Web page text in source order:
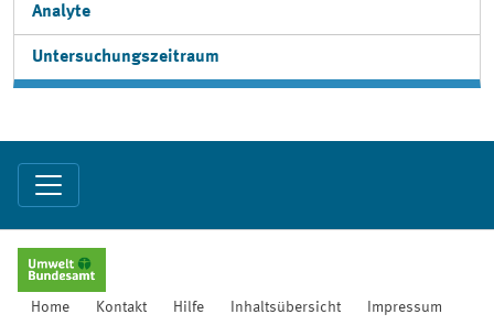
Analyte
Untersuchungszeitraum
Home Kontakt Hilfe Inhaltsübersicht Impressum